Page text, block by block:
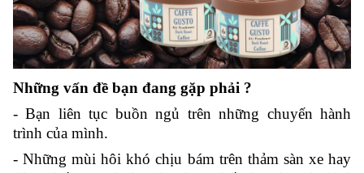
Những vấn đề bạn đang gặp phải ?
- Bạn liên tục buồn ngủ trên những chuyến hành
trình của mình.
- Những mùi hôi khó chịu bám trên thảm sàn xe hay